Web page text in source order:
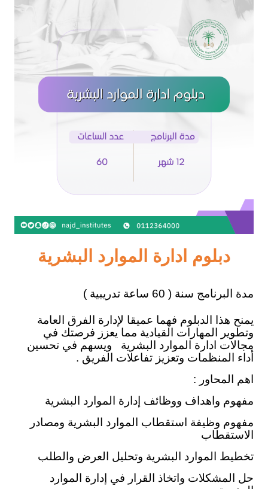
دبلوم ادارة الموارد البشرية
مدة البرنامج سنة ( 60 ساعة تدريبية )
يمنح هذا الدبلوم فهما عميقا لإدارة الفرق العامة
وتطوير المهارات القيادية مما يعزز فرصتك في
مجالات ادارة الموارد البشرية
ويسهم في تحسين
أداء المنظمات وتعزيز تفاعلات الفريق .
اهم المحاور :
مفهوم واهداف ووظائف إدارة الموارد البشرية
مفهوم وظيفة استقطاب الموارد البشرية ومصادر
الاستقطاب
تخطيط الموارد البشرية وتحليل العرض والطلب
حل المشكلات واتخاذ القرار في إدارة الموارد